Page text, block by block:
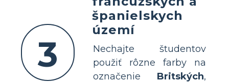
3
španielskych
území
Nechajte študentov
použiť rôzne farby na
označenie Britských,